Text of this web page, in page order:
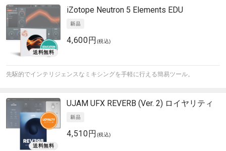
iZotope Neutron 5 Elements EDU
4,600円 (税込)
先駆的でインテリジェンスなミキシングを手軽に行える簡易ツール。
UJAM UFX REVERB (Ver. 2) ロイヤリティ
4,510円 (税込)